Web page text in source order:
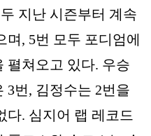
지난 시즌부터 계속
, 5번 모두 포디엄에
펼쳐오고 있다. 우승
3번, 김정수는 2번을
다. 심지어 랩 레코드